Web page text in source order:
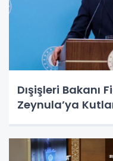
Dışişleri Bakanı
Zeynula’ya